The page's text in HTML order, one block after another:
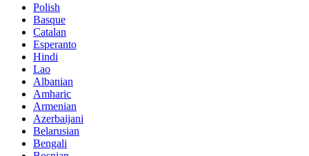
Polish
Basque
Catalan
Esperanto
Hindi
Lao
Albanian
Amharic
Armenian
Azerbaijani
Belarusian
Bengali